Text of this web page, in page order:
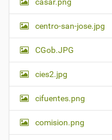
centro-san-jose.jpg
CGob.JPG
cies2.jpg
cifuentes.png
comision.png